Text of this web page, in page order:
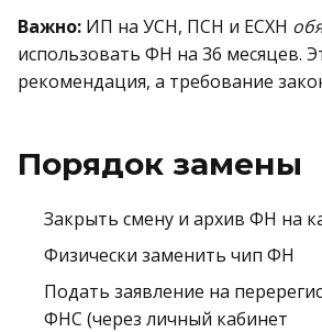
Важно: ИП на УСН, ПСН и ЕСХН
использовать ФН на 36 месяцев.
рекомендация, а требование
Порядок замены
Закрыть смену и архив ФН на
Физически заменить чип ФН
Подать заявление на
ФНС (через личный кабинет